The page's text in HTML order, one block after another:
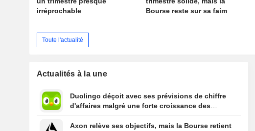
irréprochable
Bourse reste sur sa faim
Toute l'actualité
Actualités à la une
Duolingo déçoit avec ses prévisions de chiffre
d'affaires malgré une forte croissance des
Axon relève ses objectifs, mais la Bourse retient